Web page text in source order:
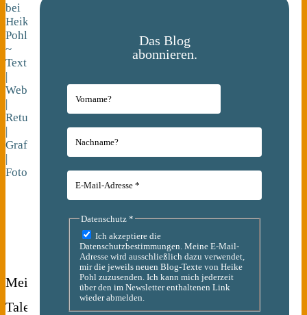
bei
Heike
Pohl
~
Text
|
Webdesign
|
Retusche
|
Grafik
|
Fotografie
Mein
Talent
Das Blog
abonnieren.
Datenschutz *
Ich akzeptiere die
Datenschutzbestimmungen. Meine E-Mail-
Adresse wird ausschließlich dazu verwendet,
mir die jeweils neuen Blog-Texte von Heike
Pohl zuzusenden. Ich kann mich jederzeit
über den im Newsletter enthaltenen Link
wieder abmelden.